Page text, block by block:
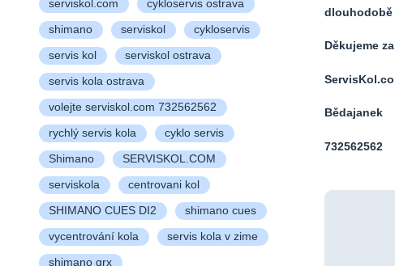
serviskol.com cykloservis ostrava
shimano serviskol cykloservis
servis kol serviskol ostrava
servis kola ostrava
volejte serviskol.com 732562562
rychlý servis kola cyklo servis
Shimano SERVISKOL.COM
serviskola centrovani kol
SHIMANO CUES DI2 shimano cues
vycentrování kola servis kola v zime
shimano grx
dlouhodobě
Děkujeme
Bědajanek
732562562